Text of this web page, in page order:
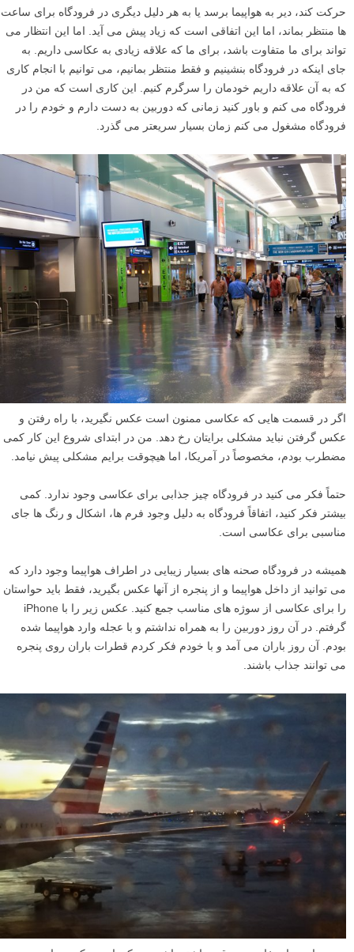
حرکت کند، دیر به هواپیما برسد یا به هر دلیل دیگری در فرودگاه برای ساعت
ها منتظر بماند، اما این اتفاقی است که زیاد پیش می آید. اما این انتظار می
تواند برای ما متفاوت باشد، برای ما که علاقه زیادی به عکاسی داریم. به
جای اینکه در فرودگاه بنشینیم و فقط منتظر بمانیم، می توانیم با انجام کاری
که به آن علاقه داریم خودمان را سرگرم کنیم. این کاری است که من در
فرودگاه می کنم و باور کنید زمانی که دوربین به دست دارم و خودم را در
فرودگاه مشغول می کنم زمان بسیار سریعتر می گذرد.
اگر در قسمت هایی که عکاسی ممنون است عکس نگیرید، با راه رفتن و
عکس گرفتن نباید مشکلی برایتان رخ دهد. من در ابتدای شروع این کار کمی
مضطرب بودم، مخصوصاً در آمریکا، اما هیچوقت برایم مشکلی پیش نیامد.
حتماً فکر می کنید در فرودگاه چیز جذابی برای عکاسی وجود ندارد. کمی
بیشتر فکر کنید، اتفاقاً فرودگاه به دلیل وجود فرم ها، اشکال و رنگ ها جای
مناسبی برای عکاسی است.
همیشه در فرودگاه صحنه های بسیار زیبایی در اطراف هواپیما وجود دارد که
می توانید از داخل هواپیما و از پنجره از آنها عکس بگیرید، فقط باید حواستان
را برای عکاسی از سوژه های مناسب جمع کنید. عکس زیر را با iPhone
گرفتم. در آن روز دوربین را به همراه نداشتم و با عجله وارد هواپیما شده
بودم. آن روز باران می آمد و با خودم فکر کردم قطرات باران روی پنجره
می توانند جذاب باشند.